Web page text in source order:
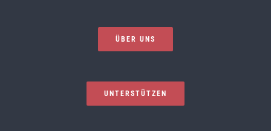
ÜBER UNS
UNTERSTÜTZEN